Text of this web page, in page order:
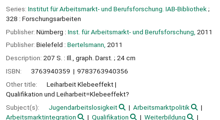
Series: Institut für Arbeitsmarkt- und Berufsforschung. IAB-Bibliothek ;
328 : Forschungsarbeiten
Publisher: Nürnberg : Inst. für Arbeitsmarkt- und Berufsforschung, 2011
Publisher: Bielefeld : Bertelsmann, 2011
Description: 207 S. : Ill., graph. Darst. ; 24 cm
ISBN:
3763940359
9783763940356
Other title:
Leiharbeit Klebeeffekt
Qualifikation und Leiharbeit=Klebeeffekt?
Subject(s):
Jugendarbeitslosigkeit
Arbeitsmarktpolitik
Arbeitsmarktintegration
Qualifikation
Weiterbildung